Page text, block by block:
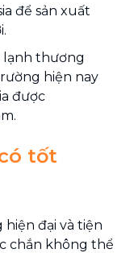
để sản xuất
lạnh thương
hiện nay
được
tốt
đại và tiện
chắn không thể